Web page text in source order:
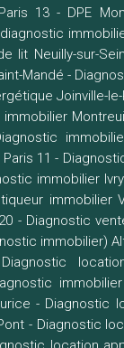
13 - DPE
lit Neuilly-sur-
Mandé -
Joinville-
11 -
immobilier
immobilier
- Diagnostic
immobilier)
Diagnostic
- Diagnostic
- Diagnostic